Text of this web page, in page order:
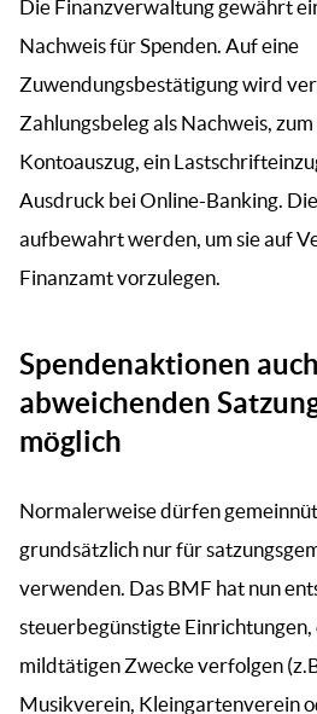
Die Finanzverwaltung gewährt
Nachweis für Spenden. Auf eine
Zuwendungsbestätigung wird
Zahlungsbeleg als Nachweis,
Kontoauszug, ein
Ausdruck bei Online-Banking.
aufbewahrt werden, um sie auf
Finanzamt vorzulegen.
Spendenaktionen
abweichenden
möglich
Normalerweise dürfen
grundsätzlich nur für
verwenden. Das BMF hat nun
steuerbegünstigte Einrichtungen,
mildtätigen Zwecke verfolgen
Musikverein, Kleingartenverein